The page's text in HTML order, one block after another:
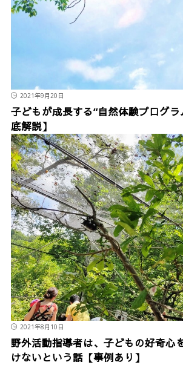
2021年9月20日
子どもが成長する“自然体験プログ
底解説】
2021年8月10日
野外活動指導者は、子どもの好奇心
けないという話【事例あり】